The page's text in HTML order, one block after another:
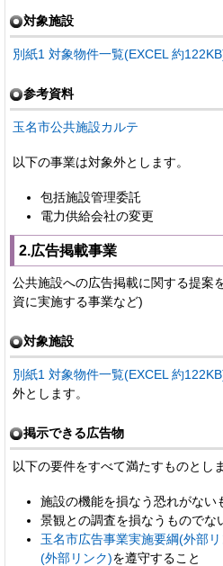
対象施設
別紙1 対象物件一覧(EXCEL 約
参考資料
玉名市公共施設カルテ
以下の事業は対象外とします。
包括施設管理委託
電力供給会社の変更
2.広告掲載事業
公共施設への広告掲載に関する提案
資に実施する事業など)
対象施設
別紙1 対象物件一覧(EXCEL 約
外とします。
掲示できる広告物
以下の要件をすべて満たすものとしま
施設の機能を損なう恐れがない
景観との調査を損なうものでな
玉名市広告事業実施要綱(外部
(外部リンク)を遵守すること